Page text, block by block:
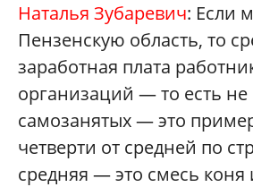
Наталья Зубаревич: Если
Пензенскую область, то
заработная плата
организаций — то есть
самозанятых — это
четверти от средней по
средняя — это смесь